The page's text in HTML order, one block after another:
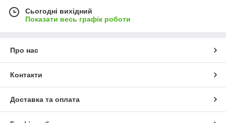
Сьогодні вихідний
Показати весь графік роботи
Про нас
Контакти
Доставка та оплата